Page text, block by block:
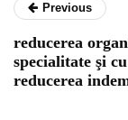
Previous
reducerea
specialitate şi
reducerea